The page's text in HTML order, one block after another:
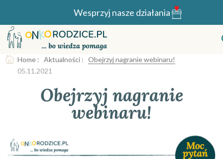
Wesprzyj nasze działania
Home : Aktualności : Obejrzyj nagranie webinaru!
05.11.2021
Obejrzyj nagranie
webinaru!